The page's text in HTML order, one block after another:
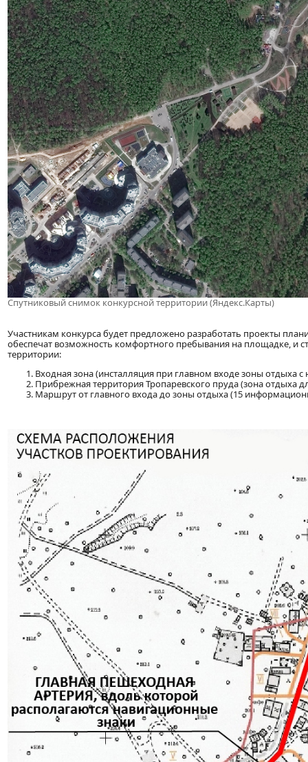
Спутниковый снимок конкурсной территории (Яндекс.Карты)
Участникам конкурса будет предложено разработать проекты
обеспечат возможность комфортного пребывания на площадке, и
территории:
Входная зона (инсталляция при главном входе зоны отдыха с
Прибрежная территория Тропаревского пруда (зона отдыха
Маршрут от главного входа до зоны отдыха (15